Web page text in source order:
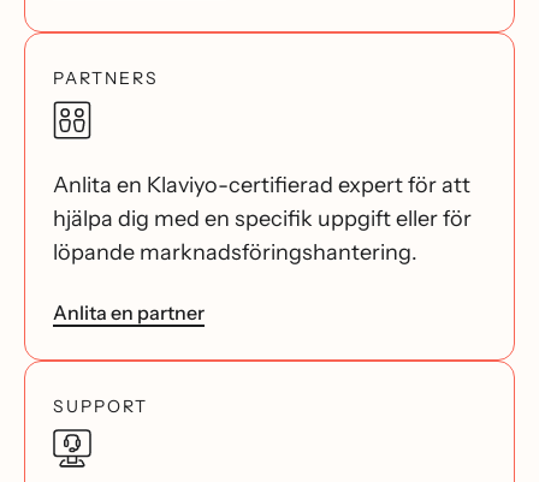
PARTNERS
Anlita en Klaviyo-certifierad expert för att
hjälpa dig med en specifik uppgift eller för
löpande marknadsföringshantering.
Anlita en partner
SUPPORT